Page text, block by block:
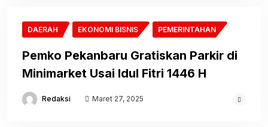
DAERAH EKONOMI BISNIS PEMERINTAHAN
Pemko Pekanbaru Gratiskan Parkir di
Minimarket Usai Idul Fitri 1446 H
Redaksi Maret 27, 2025